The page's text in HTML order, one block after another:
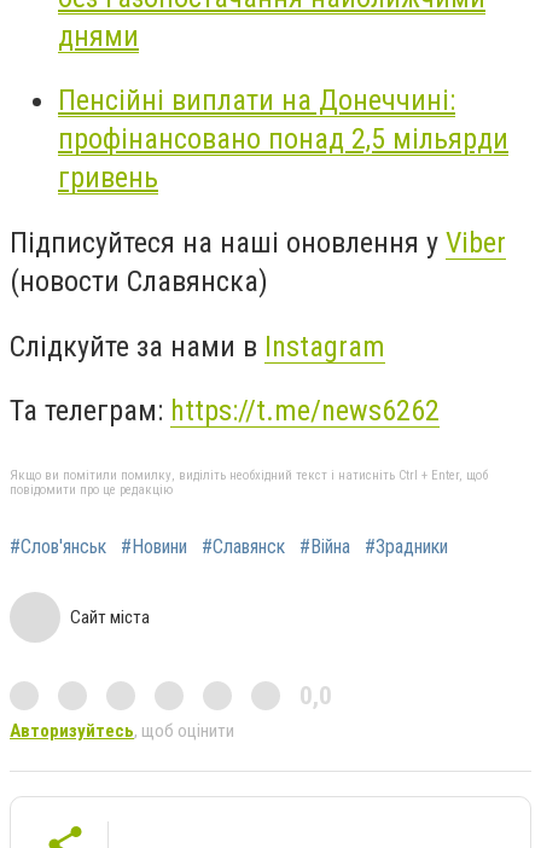
днями
Пенсійні виплати на Донеччині:
профінансовано понад 2,5 мільярди
гривень
Підписуйтеся на наші оновлення у Viber
(новости Славянска)
Слідкуйте за нами в Instagram
Та телеграм: https://t.me/news6262
Якщо ви помітили помилку, виділіть необхідний текст і натисніть Ctrl + Enter, щоб
повідомити про це редакцію
#Слов'янськ #Новини #Славянск #Війна #Зрадники
Сайт міста
0,0
Авторизуйтесь, щоб оцінити